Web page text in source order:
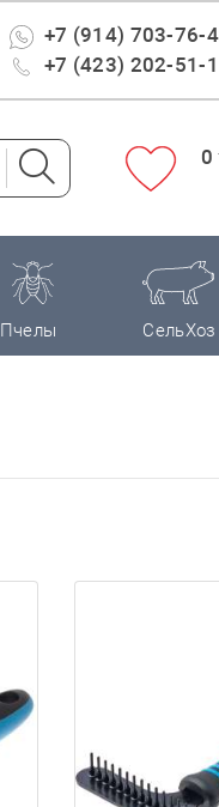
+7 (914) 703-76-
+7 (423) 202-51-
0
Пчелы СельХоз